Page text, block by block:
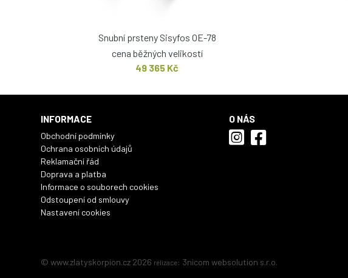
Snubní prsteny Sisyfos OE-78
cena běžných velikostí
49 365 Kč
INFORMACE
Obchodní podmínky
Ochrana osobních údajů
Reklamační řád
Doprava a platba
Informace o souborech cookies
Odstoupení od smlouvy
Nastavení cookies
O NÁS
© www.zlatyskorpion.cz 2026 relizace: 3nicom websolution s.r.o.